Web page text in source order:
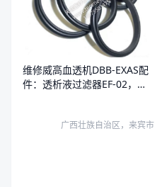
维修威高血透机DBB-EXAS配
件：透析液过滤器EF-02，复
广西壮族自治区，来宾市